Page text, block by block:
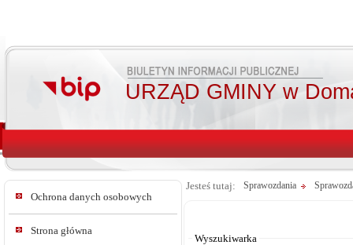
URZĄD GMINY w
Ochrona danych osobowych
Strona główna
Jesteś tutaj: Sprawozdania
Wyszukiwarka